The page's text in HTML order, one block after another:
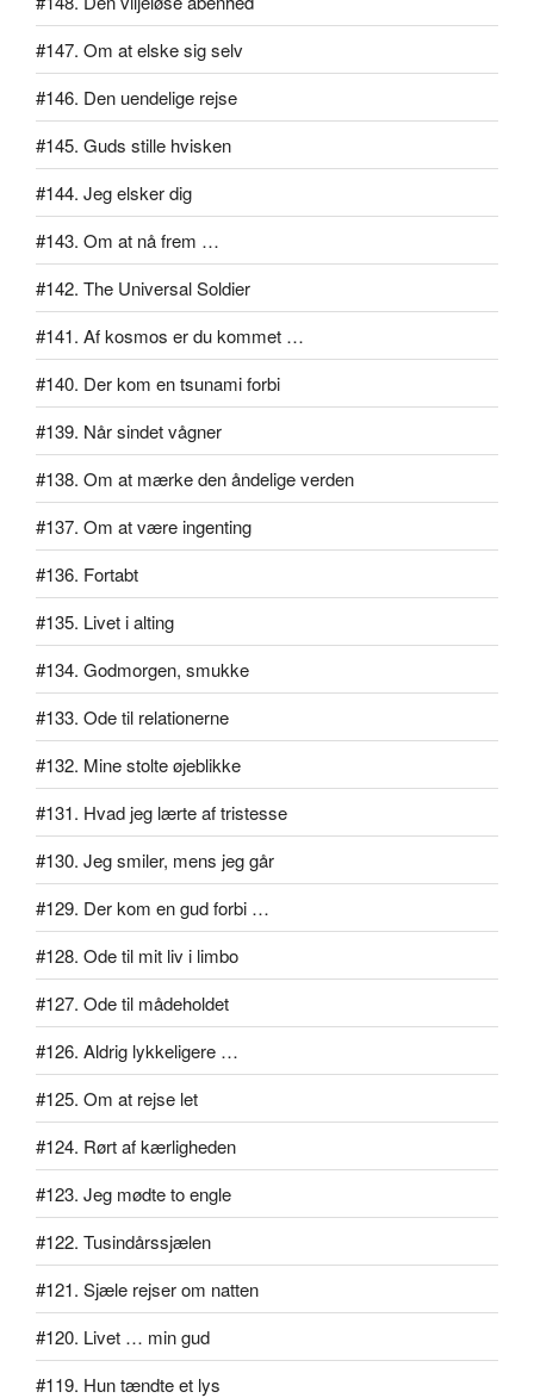
#147. Om at elske sig selv
#146. Den uendelige rejse
#145. Guds stille hvisken
#144. Jeg elsker dig
#143. Om at nå frem …
#142. The Universal Soldier
#141. Af kosmos er du kommet …
#140. Der kom en tsunami forbi
#139. Når sindet vågner
#138. Om at mærke den åndelige verden
#137. Om at være ingenting
#136. Fortabt
#135. Livet i alting
#134. Godmorgen, smukke
#133. Ode til relationerne
#132. Mine stolte øjeblikke
#131. Hvad jeg lærte af tristesse
#130. Jeg smiler, mens jeg går
#129. Der kom en gud forbi …
#128. Ode til mit liv i limbo
#127. Ode til mådeholdet
#126. Aldrig lykkeligere …
#125. Om at rejse let
#124. Rørt af kærligheden
#123. Jeg mødte to engle
#122. Tusindårssjælen
#121. Sjæle rejser om natten
#120. Livet … min gud
#119. Hun tændte et lys